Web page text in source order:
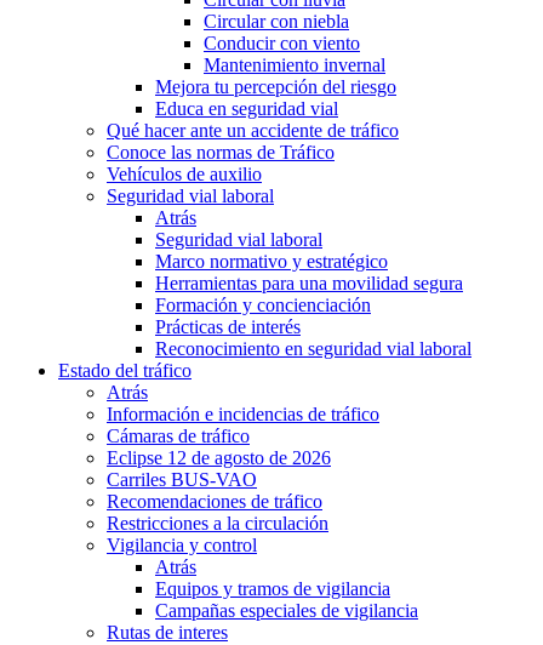
Circular con niebla
Conducir con viento
Mantenimiento invernal
Mejora tu percepción del riesgo
Educa en seguridad vial
Qué hacer ante un accidente de tráfico
Conoce las normas de Tráfico
Vehículos de auxilio
Seguridad vial laboral
Atrás
Seguridad vial laboral
Marco normativo y estratégico
Herramientas para una movilidad segura
Formación y concienciación
Prácticas de interés
Reconocimiento en seguridad vial laboral
Estado del tráfico
Atrás
Información e incidencias de tráfico
Cámaras de tráfico
Eclipse 12 de agosto de 2026
Carriles BUS-VAO
Recomendaciones de tráfico
Restricciones a la circulación
Vigilancia y control
Atrás
Equipos y tramos de vigilancia
Campañas especiales de vigilancia
Rutas de interes